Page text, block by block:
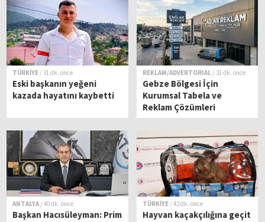
TÜRKİYE / 31 dk. önce
Eski başkanın yeğeni
kazada hayatını kaybetti
REKLAM/ADVERTORIAL / 31 dk. önce
Gebze Bölgesi İçin
Kurumsal Tabela ve
Reklam Çözümleri
ANTALYA / 40 dk. önce
Başkan Hacısüleyman: Prim
TÜRKİYE / 42 dk. önce
Hayvan kaçakçılığına geçit